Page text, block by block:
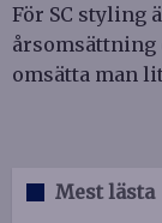
För SC styling
årsomsättning
omsätta man
Mest lästa